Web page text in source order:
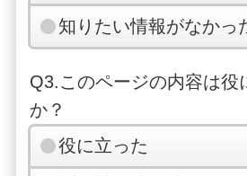
知りたい情報がなかっ
Q3.このページの内容は役
か？
役に立った